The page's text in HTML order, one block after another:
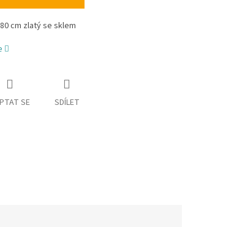
cm zlatý se sklem
SE SDÍLET